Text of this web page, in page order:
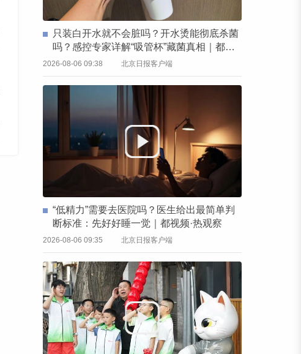
只装白开水就不会脏吗？开水烫能彻底杀菌
吗？感控专家详解“吸管杯”藏菌真相｜都视
频·热观察
2026-08-06 09:38 北京日报客户端
“低精力”需要去医院吗？医生给出最简单判
断标准：先好好睡一觉｜都视频·热观察
2026-08-06 09:35 北京日报客户端